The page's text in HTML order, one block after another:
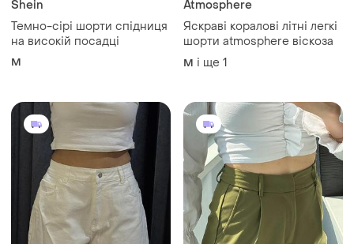
Shein
Темно-сірі шорти спідниця
на високій посадці
M
Atmosphere
Яскраві коралові літні легкі
шорти atmosphere віскоза
M і ще 1